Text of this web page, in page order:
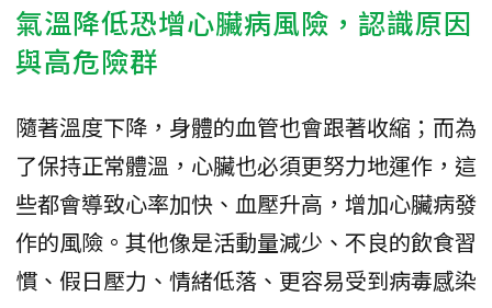
氣溫降低恐增心臟病風險，認識原因
與高危險群
隨著溫度下降，身體的血管也會跟著收縮；而為
了保持正常體溫，心臟也必須更努力地運作，這
些都會導致心率加快、血壓升高，增加心臟病發
作的風險。其他像是活動量減少、不良的飲食習
慣、假日壓力、情緒低落、更容易受到病毒感染